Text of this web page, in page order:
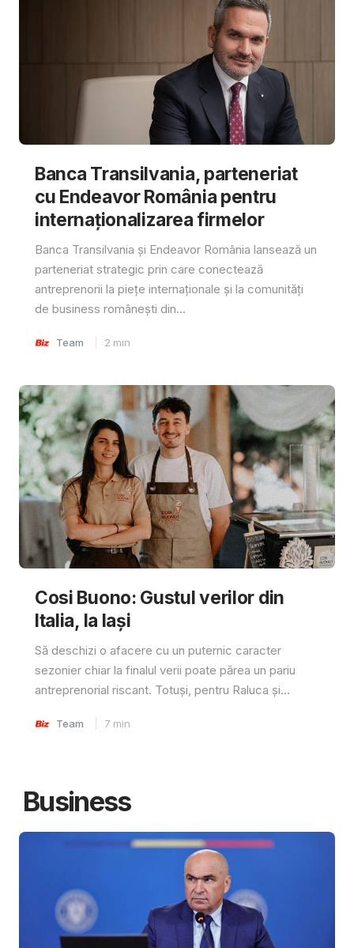
Banca Transilvania, parteneriat
cu Endeavor România pentru
internaționalizarea firmelor
Banca Transilvania și Endeavor România lansează un
parteneriat strategic prin care conectează
antreprenorii la piețe internaționale și la comunități
de business românești din...
Team 2 min
Cosi Buono: Gustul verilor din
Italia, la Iași
Să deschizi o afacere cu un puternic caracter
sezonier chiar la finalul verii poate părea un pariu
antreprenorial riscant. Totuși, pentru Raluca și...
Team 7 min
Business